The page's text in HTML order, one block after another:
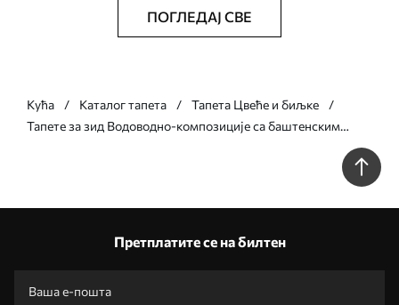
ПОГЛЕДАЈ СВЕ
Кућа Каталог тапета
Тапета Цвеће и биљке
Тапете за зид Водоводно-композиције са баштенским
Претплатите се на билтен